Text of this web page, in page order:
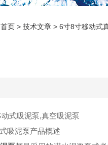
首页 > 技术文章 > 6寸8寸移动式
式吸泥泵,真空吸泥泵
吸泥泵产品概述